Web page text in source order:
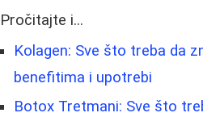
Pročitajte i...
Kolagen: Sve što treba da
benefitima i upotrebi
Botox Tretmani: Sve što